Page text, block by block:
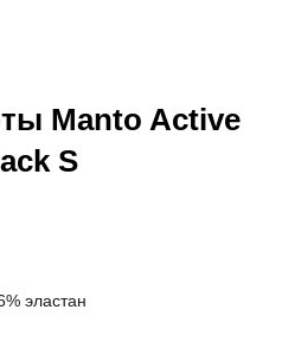
Manto Active
S
эластан